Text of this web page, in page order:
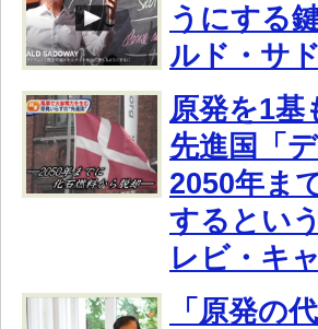
うにする
ルド・サ
原発を1基
先進国「
2050年ま
するとい
レビ・キ
「原発の